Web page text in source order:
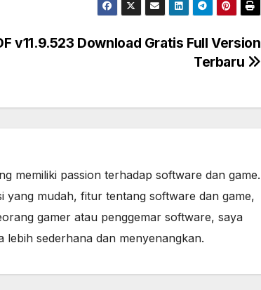
v11.9.523 Download Gratis Full Version
Terbaru
memiliki passion terhadap software dan game.
yang mudah, fitur tentang software dan game,
gamer atau penggemar software, saya
lebih sederhana dan menyenangkan.